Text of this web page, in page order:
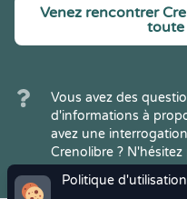
Politique
Venez rencontrer
toute
Vous avez des
d'informations à
avez une
Crenolibre ? N'hésitez